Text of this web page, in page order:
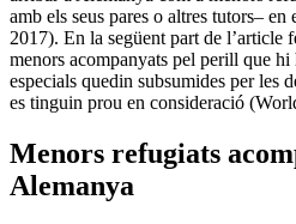
amb els seus pares o altres tutors–
2017). En la següent part de l’article
menors acompanyats pel perill que hi
especials quedin subsumides per les
es tinguin prou en consideració
Menors refugiats
Alemanya